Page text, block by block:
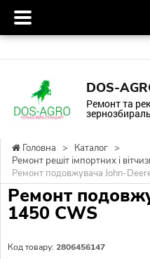
DOS-
Ремонт та
Головна > Каталог >
Ремонт решіт імпортних і
Ремонт подовжувача John-
Ремонт
1450 CWS
Код товару: 2806456147